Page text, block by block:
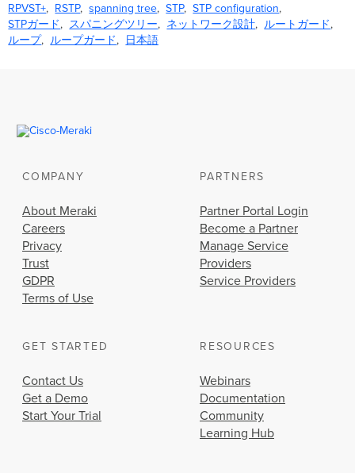
RPVST+
RSTP spanning tree STP
STP configuration
STPガード
スパニングツリー ネットワーク設計
ルートガード
ループ
ループガード 日本語
COMPANY
About Meraki
Careers
Privacy
Trust
GDPR
Terms of Use
PARTNERS
Partner Portal Login
Become a Partner
Manage Service
Providers
Service Providers
GET STARTED
Contact Us
Get a Demo
Start Your Trial
RESOURCES
Webinars
Documentation
Community
Learning Hub